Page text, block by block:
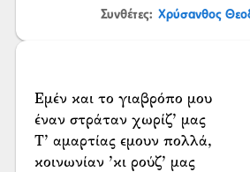
Συνθέτες: Χρύσανθος
Εμέν και το γιαβρόπο μου
έναν στράταν χωρίζ’ μας
Τ’ αμαρτίας εμουν πολλά,
κοινωνίαν ’κι ρούζ’ μας